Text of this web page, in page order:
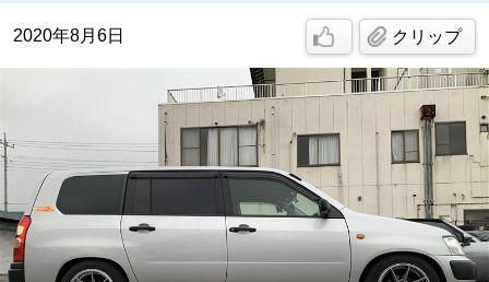
2020年8月6日 クリップ